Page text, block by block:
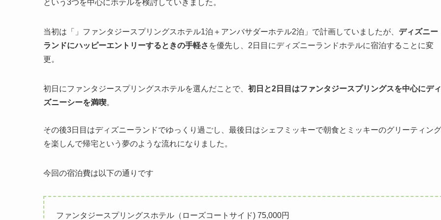
という3つを中心にホテルを検討していきました。
当初は「」ファンタジースプリングスホテル1泊＋アンバサダーホテル2泊」で計画していましたが、 ディズニー
ランドにハッピーエントリーするときの手軽さ を優先し、2日目にディズニーランドホテルに宿泊することに変
更。
初日にファンタジースプリングスホテルを選んだことで、 初日と2日目はファンタジースプリングスを中心にディ
ズニーシーを満喫。
その後3日目はディズニーランドでゆっくり過ごし、最後日はシェフミッキーで朝食とミッキーのグリーティング
を楽しんで帰宅という夢のような流れになりました。
今回の宿泊費は以下の通りです
ファンタジースプリングスホテル（ローズコートサイド) 75,000円